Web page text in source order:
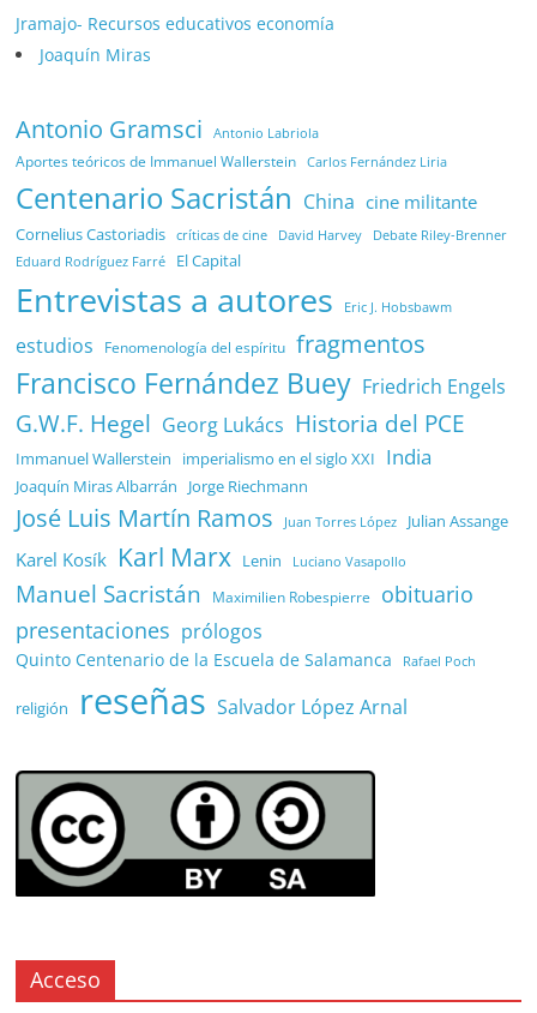
Jramajo- Recursos educativos economía
Joaquín Miras
Antonio Gramsci Antonio Labriola
Aportes teóricos de Immanuel Wallerstein Carlos Fernández Liria
Centenario Sacristán China cine militante
Cornelius Castoriadis críticas de cine David Harvey Debate Riley-Brenner
Eduard Rodríguez Farré El Capital
Entrevistas a autores Eric J. Hobsbawm
estudios Fenomenología del espíritu fragmentos
Francisco Fernández Buey Friedrich Engels
G.W.F. Hegel Georg Lukács Historia del PCE
Immanuel Wallerstein imperialismo en el siglo XXI India
Joaquín Miras Albarrán Jorge Riechmann
José Luis Martín Ramos Juan Torres López Julian Assange
Karel Kosík Karl Marx Lenin Luciano Vasapollo
Manuel Sacristán Maximilien Robespierre
obituario
presentaciones prólogos
Quinto Centenario de la Escuela de Salamanca Rafael Poch
religión reseñas Salvador López Arnal
Acceso